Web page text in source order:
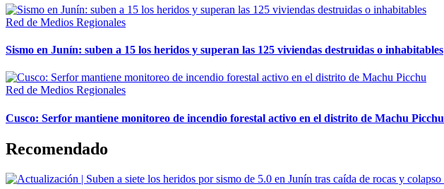
Red de Medios Regionales
Sismo en Junín: suben a 15 los heridos y superan las 125 viviendas destruidas o inhabitables
Red de Medios Regionales
Cusco: Serfor mantiene monitoreo de incendio forestal activo en el distrito de Machu Picchu
Recomendado